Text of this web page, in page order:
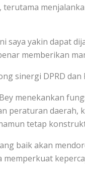
terutama
saya yakin dapat
memberikan
sinergi DPRD
menekankan
peraturan daerah,
tetap
baik akan